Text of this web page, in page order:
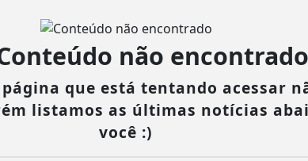
não
página que está tentando acessar
listamos as últimas notícias
você :)